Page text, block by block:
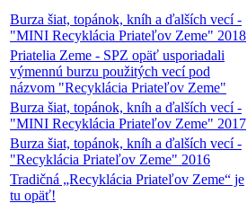
Burza šiat, topánok, kníh a ďalších vecí -
"MINI Recyklácia Priateľov Zeme" 2018
Priatelia Zeme - SPZ opäť usporiadali
výmennú burzu použitých vecí pod
názvom "Recyklácia Priateľov Zeme"
Burza šiat, topánok, kníh a ďalších vecí -
"MINI Recyklácia Priateľov Zeme" 2017
Burza šiat, topánok, kníh a ďalších vecí -
"Recyklácia Priateľov Zeme" 2016
Tradičná „Recyklácia Priateľov Zeme“ je
tu opäť!